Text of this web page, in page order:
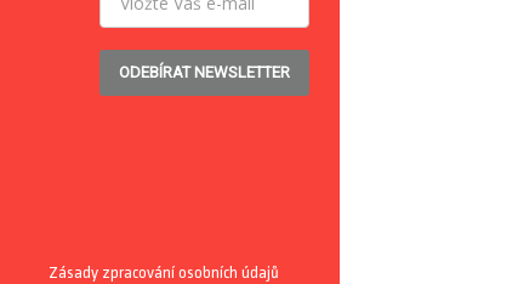
ODEBÍRAT NEWSLETTER
Zásady zpracování osobních údajů